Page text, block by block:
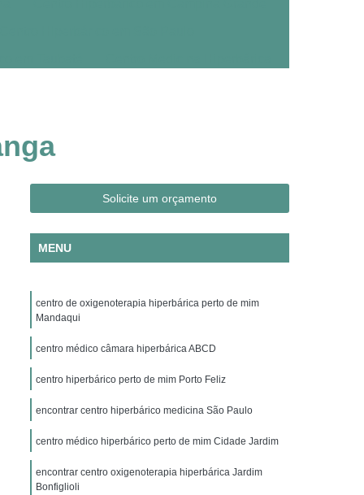
Hiperbárica em São Paulo
Hiperbárica
Oxigenação Hiperbárica
Hiperbárica em Campina Grande
Oxigenação Hiperbárica em São Paulo
Hiperbárica Tratamento
de Oxigenação Hiperbárica
São Paulo
para Cicatrização
Oxigenoterapia para Tratamento de Feridas
Oxigenoterapia Tratamento de Feridas
Solicite um orçamento
MENU
centro de oxigenoterapia hiperbárica perto de mim
Mandaqui
centro médico câmara hiperbárica ABCD
centro hiperbárico perto de mim Porto Feliz
encontrar centro hiperbárico medicina São Paulo
centro médico hiperbárico perto de mim Cidade Jardim
encontrar centro oxigenoterapia hiperbárica Jardim
Bonfiglioli